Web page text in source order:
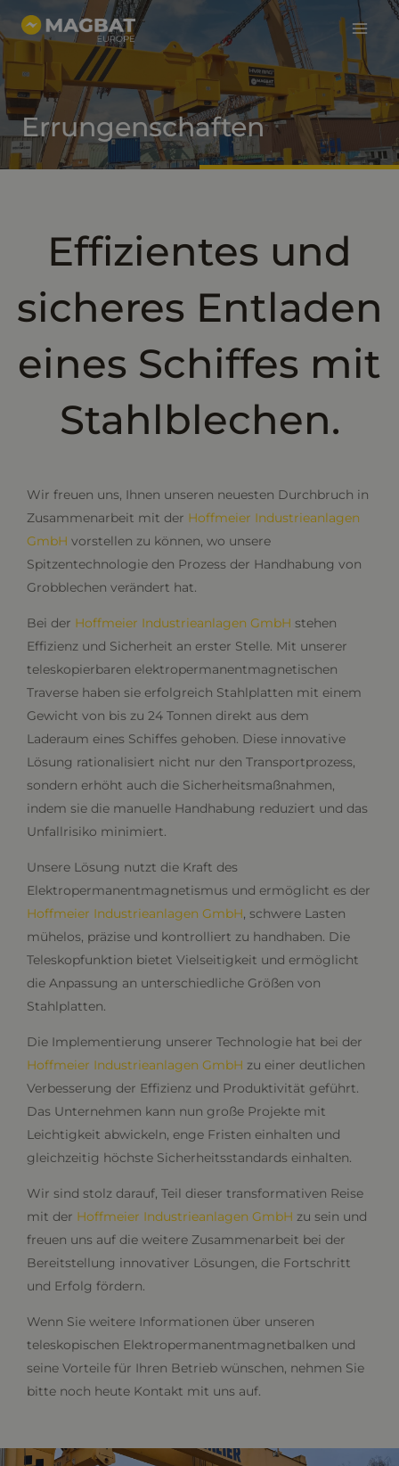
Inhalt
Errungenschaften
Effizientes und
sicheres Entladen
eines Schiffes mit
Stahlblechen.
Wir freuen uns, Ihnen unseren neuesten Durchbruch in
Zusammenarbeit mit der Hoffmeier Industrieanlagen
GmbH vorstellen zu können, wo unsere
Spitzentechnologie den Prozess der Handhabung von
Grobblechen verändert hat.
Bei der Hoffmeier Industrieanlagen GmbH stehen
Effizienz und Sicherheit an erster Stelle. Mit unserer
teleskopierbaren elektropermanentmagnetischen
Traverse haben sie erfolgreich Stahlplatten mit einem
Gewicht von bis zu 24 Tonnen direkt aus dem
Laderaum eines Schiffes gehoben. Diese innovative
Lösung rationalisiert nicht nur den Transportprozess,
sondern erhöht auch die Sicherheitsmaßnahmen,
indem sie die manuelle Handhabung reduziert und das
Unfallrisiko minimiert.
Unsere Lösung nutzt die Kraft des
Elektropermanentmagnetismus und ermöglicht es der
Hoffmeier Industrieanlagen GmbH, schwere Lasten
mühelos, präzise und kontrolliert zu handhaben. Die
Teleskopfunktion bietet Vielseitigkeit und ermöglicht
die Anpassung an unterschiedliche Größen von
Stahlplatten.
Die Implementierung unserer Technologie hat bei der
Hoffmeier Industrieanlagen GmbH zu einer deutlichen
Verbesserung der Effizienz und Produktivität geführt.
Das Unternehmen kann nun große Projekte mit
Leichtigkeit abwickeln, enge Fristen einhalten und
gleichzeitig höchste Sicherheitsstandards einhalten.
Wir sind stolz darauf, Teil dieser transformativen Reise
mit der Hoffmeier Industrieanlagen GmbH zu sein und
freuen uns auf die weitere Zusammenarbeit bei der
Bereitstellung innovativer Lösungen, die Fortschritt
und Erfolg fördern.
Wenn Sie weitere Informationen über unseren
teleskopischen Elektropermanentmagnetbalken und
seine Vorteile für Ihren Betrieb wünschen, nehmen Sie
bitte noch heute Kontakt mit uns auf.